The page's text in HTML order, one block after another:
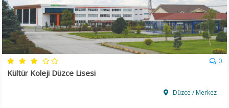
0
Kültür Koleji Düzce Lisesi
Düzce / Merkez